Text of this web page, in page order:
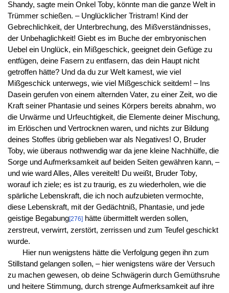
Shandy, sagte mein Onkel Toby, könnte man die ganze Welt in
Trümmer schießen. – Unglücklicher Tristram! Kind der
Gebrechlichkeit, der Unterbrechung, des Mißverständnisses,
der Unbehaglichkeit! Giebt es im Buche der embryonischen
Uebel ein Unglück, ein Mißgeschick, geeignet dein Gefüge zu
entfügen, deine Fasern zu entfasern, das dein Haupt nicht
getroffen hätte? Und da du zur Welt kamest, wie viel
Mißgeschick unterwegs, wie viel Mißgeschick seitdem! – Ins
Dasein gerufen von einem alternden Vater, zu einer Zeit, wo die
Kraft seiner Phantasie und seines Körpers bereits abnahm, wo
die Urwärme und Urfeuchtigkeit, die Elemente deiner Mischung,
im Erlöschen und Vertrocknen waren, und nichts zur Bildung
deines Stoffes übrig geblieben war als Negatives! O, Bruder
Toby, wie überaus nothwendig war da jene kleine Nachhülfe, die
Sorge und Aufmerksamkeit auf beiden Seiten gewähren kann, –
und wie ward Alles, Alles vereitelt! Du weißt, Bruder Toby,
worauf ich ziele; es ist zu traurig, es zu wiederholen, wie die
spärliche Lebenskraft, die ich noch aufzubieten vermochte,
diese Lebenskraft, mit der Gedächtniß, Phantasie, und jede
geistige Begabung[276]hätte übermittelt werden sollen,
zerstreut, verwirrt, zerstört, zerrissen und zum Teufel geschickt
wurde.
Hier nun wenigstens hätte die Verfolgung gegen ihn zum
Stillstand gelangen sollen, – hier wenigstens wäre der Versuch
zu machen gewesen, ob deine Schwägerin durch Gemüthsruhe
und heitere Stimmung, durch strenge Aufmerksamkeit auf ihre